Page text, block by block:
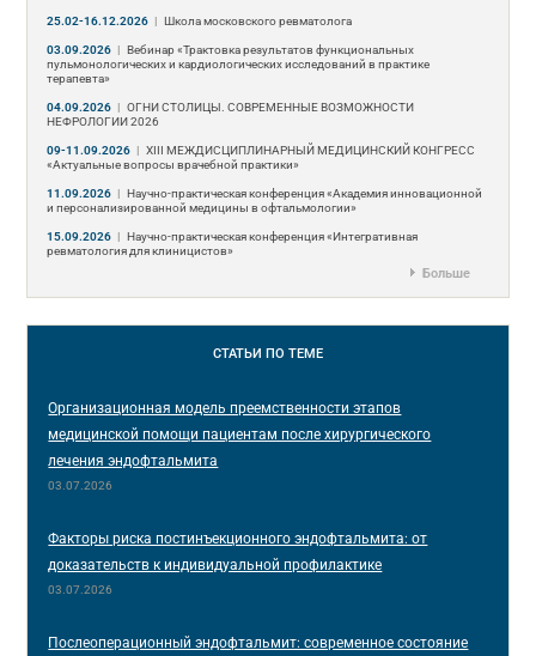
25.02-16.12.2026 | Школа московского ревматолога
03.09.2026 | Вебинар «Трактовка результатов функциональных
пульмонологических и кардиологических исследований в практике
терапевта»
04.09.2026 | ОГНИ СТОЛИЦЫ. СОВРЕМЕННЫЕ ВОЗМОЖНОСТИ
НЕФРОЛОГИИ 2026
09-11.09.2026 | ХIII МЕЖДИСЦИПЛИНАРНЫЙ МЕДИЦИНСКИЙ КОНГРЕСС
«Актуальные вопросы врачебной практики»
11.09.2026 | Научно-практическая конференция «Академия инновационной
и персонализированной медицины в офтальмологии»
15.09.2026 | Научно-практическая конференция «Интегративная
ревматология для клиницистов»
Больше
СТАТЬИ ПО ТЕМЕ
Организационная модель преемственности этапов
медицинской помощи пациентам после хирургического
лечения эндофтальмита
03.07.2026
Факторы риска постинъекционного эндофтальмита: от
доказательств к индивидуальной профилактике
03.07.2026
Послеоперационный эндофтальмит: современное состояние